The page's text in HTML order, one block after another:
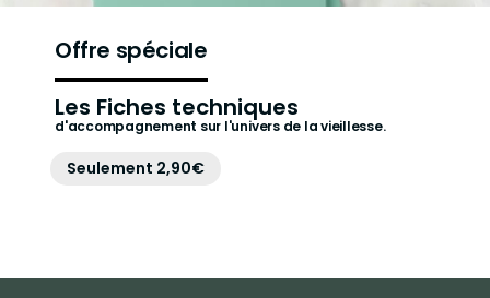
Offre spéciale
Les Fiches techniques
d'accompagnement sur l'univers de la vieillesse.
Seulement 2,90€